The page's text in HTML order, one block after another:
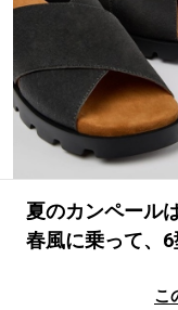
#ESSENTIAL
#NEW VINTAGE
#路地裏てぃーん
#GH 銘品の所以
#Commune H
#ととけん
#LIFESTYLE
#SPORTS
夏のカンペール
春風に乗って、6
こ